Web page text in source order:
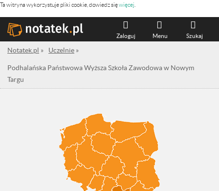
Ta witryna wykorzystuje pliki cookie, dowiedz sięwięcej
Szukaj
Menu
Zaloguj
Notatek.pl » Uczelnie »
Podhalańska Państwowa Wyższa Szkoła Zawodowa w Nowym
Targu